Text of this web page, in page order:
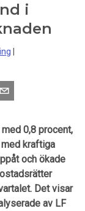
i
0,8 procent,
kraftiga
och ökade
Det visar
av LF